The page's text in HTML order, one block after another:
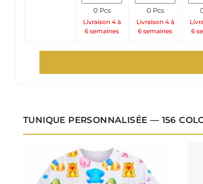
0 Pcs
Livraison 4 à
6 semaines
0 Pcs
Livraison 4 à
6 semaines
6
TUNIQUE PERSONNALISÉE — 156